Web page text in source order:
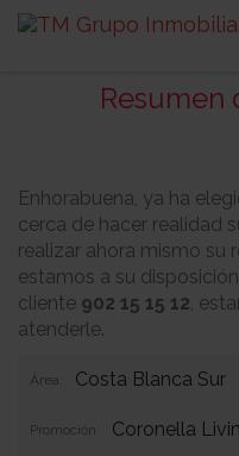
Resumen
Enhorabuena, ya ha
cerca de hacer realidad
realizar ahora mismo su
estamos a su
cliente 902 15 15 12,
atenderle.
Área: Costa Blanca Sur
Promoción: Coronella